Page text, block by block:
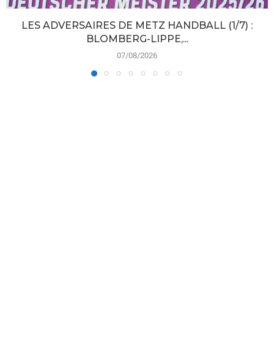
LES ADVERSAIRES DE METZ HANDBALL (1/7) :
BLOMBERG-LIPPE,...
07/08/2026